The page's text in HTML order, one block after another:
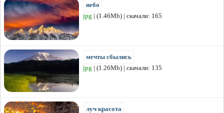
небо
jpg | (1.46Mb) | скачали: 165
мечты сбылись
jpg | (1.26Mb) | скачали: 135
луч красота